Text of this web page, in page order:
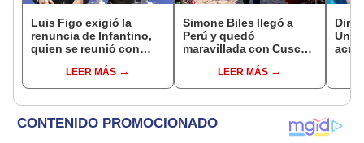
Luis Figo exigió la
renuncia de Infantino,
quien se reunió con
en Marruecos
LEER MÁS
Simone Biles llegó a
Perú y quedó
maravillada con Cusco:
lo hermoso que es este
país"
LEER MÁS